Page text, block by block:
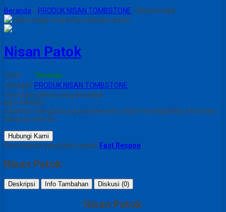
Beranda » PRODUK NISAN TOMBSTONE » Nisan Patok
click image to preview activate zoom
Nisan Patok
Stok
Tersedia
Kategori PRODUK NISAN TOMBSTONE
Tentukan pilihan yang tersedia!
INFO HARGA
Silahkan menghubungi kontak kami untuk mendapatkan informasi
harga produk ini.
Hubungi Kami
Pemesanan yang lebih cepat! Fast Respon
Nisan Patok
Deskripsi Info Tambahan Diskusi (0)
Nisan Patok